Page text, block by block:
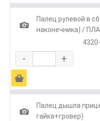
1
Палец рулевой в
наконечника) /
- +
Ä
1
Палец дышла
гайка+гровер)